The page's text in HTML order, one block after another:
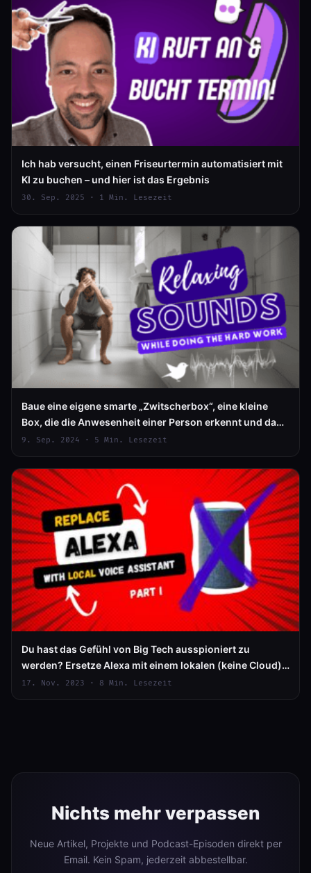
Ich hab versucht, einen Friseurtermin automatisiert mit
KI zu buchen – und hier ist das Ergebnis
30. Sep. 2025 · 1 Min. Lesezeit
Baue eine eigene smarte „Zwitscherbox“, eine kleine
Box, die die Anwesenheit einer Person erkennt und dann
beruhigendes Vogelgezwitscher (oder andere Sounds)
9. Sep. 2024 · 5 Min. Lesezeit
Du hast das Gefühl von Big Tech ausspioniert zu
werden? Ersetze Alexa mit einem lokalen (keine Cloud)
Sprachassistenten (Teil I Prototyp)
17. Nov. 2023 · 8 Min. Lesezeit
Nichts mehr verpassen
Neue Artikel, Projekte und Podcast-Episoden direkt per
Email. Kein Spam, jederzeit abbestellbar.